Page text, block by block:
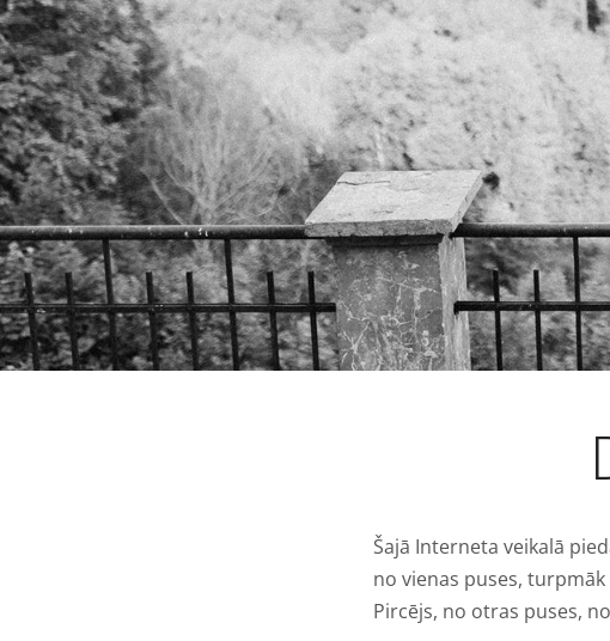
Šajā Interneta veikalā
no vienas puses,
Pircējs, no otras puses,